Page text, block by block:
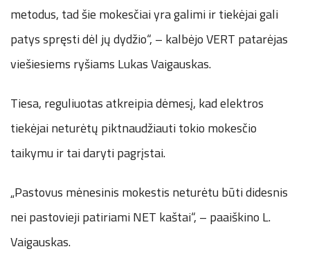
metodus, tad šie mokesčiai yra galimi ir tiekėjai gali
patys spręsti dėl jų dydžio“, – kalbėjo VERT patarėjas
viešiesiems ryšiams Lukas Vaigauskas.
Tiesa, reguliuotas atkreipia dėmesį, kad elektros
tiekėjai neturėtų piktnaudžiauti tokio mokesčio
taikymu ir tai daryti pagrįstai.
„Pastovus mėnesinis mokestis neturėtu būti didesnis
nei pastovieji patiriami NET kaštai“, – paaiškino L.
Vaigauskas.